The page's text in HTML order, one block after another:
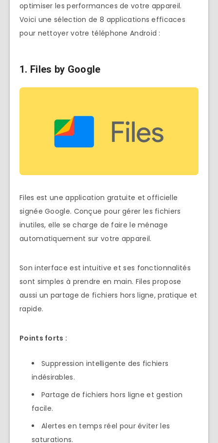
optimiser les performances de votre appareil.
Voici une sélection de 8 applications efficaces
pour nettoyer votre téléphone Android :
1. Files by Google
Files est une application gratuite et officielle
signée Google. Conçue pour gérer les fichiers
inutiles, elle se charge de faire le ménage
automatiquement sur votre appareil.
Son interface est intuitive et ses fonctionnalités
sont simples à prendre en main. Files propose
aussi un partage de fichiers hors ligne, pratique et
rapide.
Points forts :
Suppression intelligente des fichiers
indésirables.
Partage de fichiers hors ligne et gestion
facile.
Alertes en temps réel pour éviter les
saturations.